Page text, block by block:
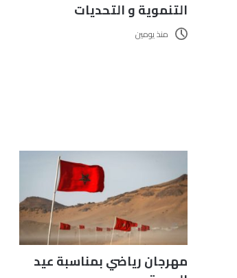
التنموية و التحديات
منذ يومين
مهرجان رياضي بمناسبة عيد